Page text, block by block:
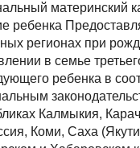
материнский
ребенка
регионах при
в семье
ребенка в
Калмыкия,
Коми, Саха